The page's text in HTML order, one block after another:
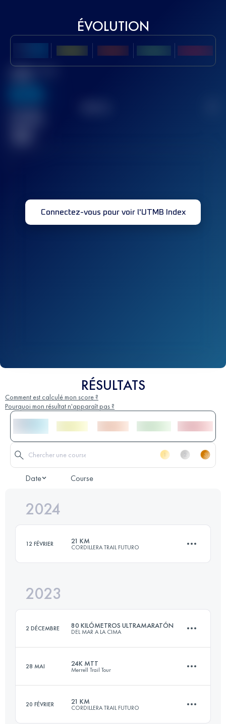
ÉVOLUTION
Meilleur Score
Connectez-vous pour voir l'UTMB Index
RÉSULTATS
Comment est calculé mon score ?
Pourquoi mon résultat n'apparaît pas ?
Date Course
2024
12 FÉVRIER 21 KM
CORDILLERA TRAIL FUTURO
Connectez-vous pour voir l'UTMB Index
2023
2 DÉCEMBRE 80 KILÓMETROS ULTRAMARATÓN
DEL MAR A LA CIMA
28 MAI 24K MTT
Merrell Trail Tour
20 FÉVRIER 21 KM
CORDILLERA TRAIL FUTURO